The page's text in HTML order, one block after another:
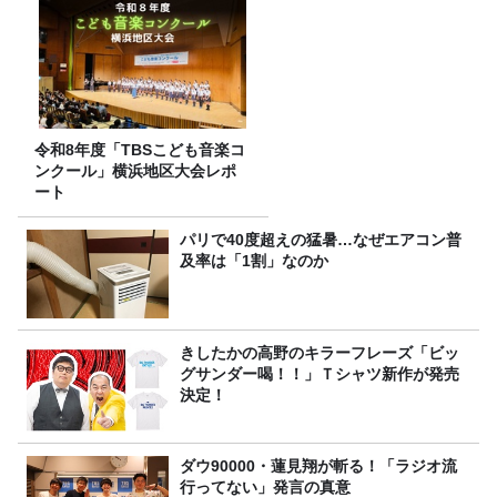
令和8年度「TBSこども音楽コ
ンクール」横浜地区大会レポ
ート
パリで40度超えの猛暑…なぜエアコン普
及率は「1割」なのか
きしたかの高野のキラーフレーズ「ビッ
グサンダー喝！！」Ｔシャツ新作が発売
決定！
ダウ90000・蓮見翔が斬る！「ラジオ流
行ってない」発言の真意